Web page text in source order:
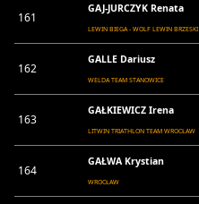
161
GAJ-JURCZYK Renata
LEWIN BIEGA - WOLF LEWIN BRZESKI
162
GALLE Dariusz
WELDA TEAM STANOWICE
163
GAŁKIEWICZ Irena
LITWIN TRIATHLON TEAM WROCŁAW
164
GAŁWA Krystian
WROCŁAW